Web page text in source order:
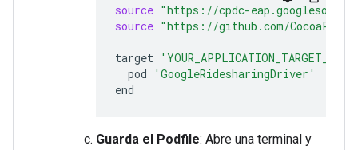
source "https://cpdc-
source "https://github.com/
target
pod
'GoogleRidesharingDriver'
Guarda el Podfile: Abre una terminal y